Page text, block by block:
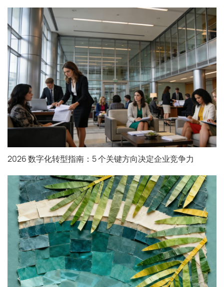
2026 数字化转型指南：5 个关键方向决定企业竞争力